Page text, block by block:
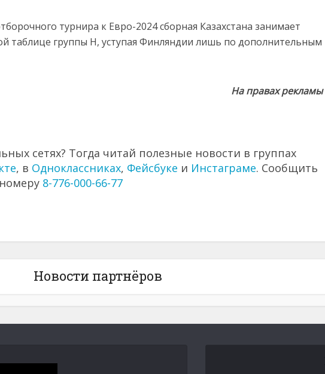
турнира к Евро-2024 сборная Казахстана занимает
таблице группы H, уступая Финляндии лишь по дополнительным
На правах рекламы
сетях? Тогда читай полезные новости в группах
, в Одноклассниках, Фейсбуке и Инстаграме. Сообщить
8-776-000-66-77
Новости партнёров